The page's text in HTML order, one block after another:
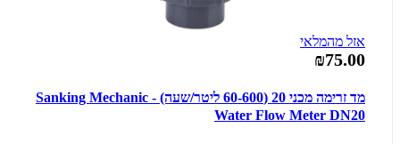
אזל מהמלאי
₪75.00
מד זרימה מכני 20 (60-600 ליטר/שעה) - Sanking Mechanic
Water Flow Meter DN20